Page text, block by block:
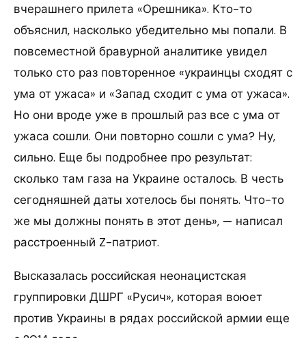
вчерашнего прилета «Орешника». Кто-то
объяснил, насколько убедительно мы попали. В
повсеместной бравурной аналитике увидел
только сто раз повторенное «украинцы сходят с
ума от ужаса» и «Запад сходит с ума от ужаса».
Но они вроде уже в прошлый раз все с ума от
ужаса сошли. Они повторно сошли с ума? Ну,
сильно. Еще бы подробнее про результат:
сколько там газа на Украине осталось. В честь
сегодняшней даты хотелось бы понять. Что-то
же мы должны понять в этот день», — написал
расстроенный Z-патриот.
Высказалась российская неонацистская
группировки ДШРГ «Русич», которая воюет
против Украины в рядах российской армии еще